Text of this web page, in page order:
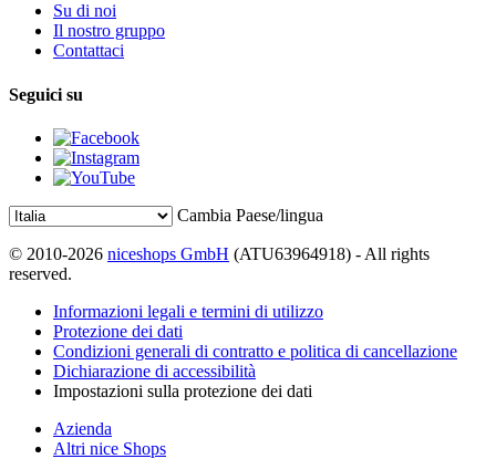
Su di noi
Il nostro gruppo
Contattaci
Seguici su
Cambia Paese/lingua
© 2010-2026 niceshops GmbH (ATU63964918) - All rights
reserved.
Informazioni legali e termini di utilizzo
Protezione dei dati
Condizioni generali di contratto e politica di cancellazione
Dichiarazione di accessibilità
Impostazioni sulla protezione dei dati
Azienda
Altri nice Shops